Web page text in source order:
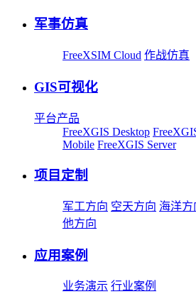
军事仿真
FreeXSIM Cloud 作战仿真
GIS可视化
平台产品
FreeXGIS Desktop
Mobile FreeXGIS Server
项目定制
军工方向 空天方向 海洋方
他方向
应用案例
业务演示 行业案例